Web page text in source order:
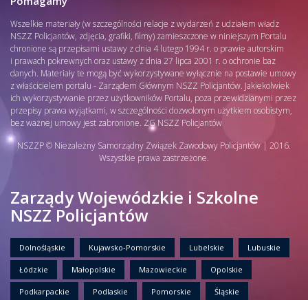
Wszelkie materiały (w szczególności relacje z wydarzeń z udziałem władz
NSZZ Policjantów, zdjęcia, grafiki, filmy) zamieszczone w niniejszym Portalu
chronione są przepisami ustawy z dnia 4 lutego 1994 r. o prawie autorskim
i prawach pokrewnych oraz ustawy z dnia 27 lipca 2001 r. o ochronie baz
danych. Materiały te mogą być wykorzystywane wyłącznie na postawie umowy
z właścicielem portalu - Zarządem Głównym NSZZ Policjantów. Jakiekolwiek
ich wykorzystywanie przez użytkowników Portalu, poza przewidzianymi przez
przepisy prawa wyjątkami, w szczególności dozwolonym użytkiem osobistym,
bez ważnej umowy jest zabronione. ZG NSZZ Policjantów
NSZZP © Niezależny Samorządny Związek Zawodowy Policjantów | 2016.
Wszystkie prawa zastrzeżone.
Zarządy Wojewódzkie i Szkolne
NSZZ Policjantów
Dolnośląskie Kujawsko-Pomorskie Lubelskie Lubuskie
Łódzkie Małopolskie Mazowieckie Opolskie
Podkarpackie Podlaskie Pomorskie Śląskie